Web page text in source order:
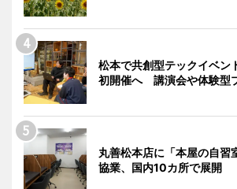
松本で共創型テックイベン
初開催へ 講演会や体験型
丸善松本店に「本屋の自
協業、国内10カ所で展開